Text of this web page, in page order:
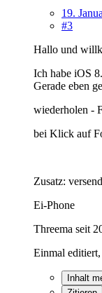
19.
#3
Hallo und
Ich habe iOS
Gerade eben
wiederholen -
bei Klick auf
Zusatz:
Ei-Phone
Threema seit
Einmal
Inhalt